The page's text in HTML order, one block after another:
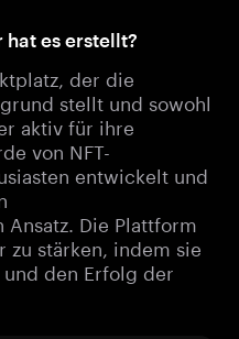
hat es erstellt?
der die
stellt und sowohl
aktiv für ihre
von NFT-
entwickelt und
Die Plattform
zu stärken, indem sie
den Erfolg der